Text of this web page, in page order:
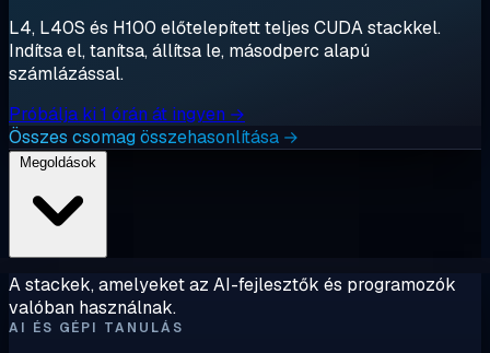
L4, L40S és H100 előtelepített teljes CUDA stackkel.
Indítsa el, tanítsa, állítsa le, másodperc alapú
számlázással.
Próbálja ki 1 órán át ingyen →
Összes csomag összehasonlítása →
A stackek, amelyeket az AI-fejlesztők és programozók
valóban használnak.
AI ÉS GÉPI TANULÁS